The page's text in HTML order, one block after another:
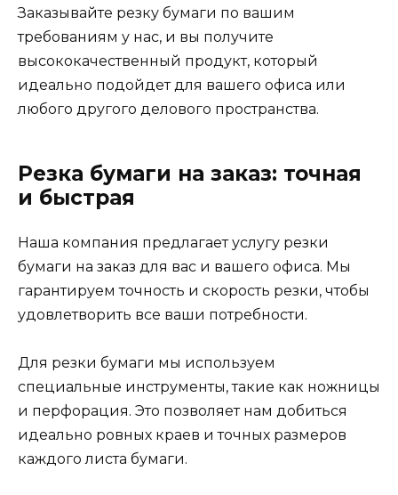
Заказывайте резку бумаги по вашим
требованиям у нас, и вы получите
высококачественный продукт, который
идеально подойдет для вашего офиса или
любого другого делового пространства.
Резка бумаги на заказ: точная
и быстрая
Наша компания предлагает услугу резки
бумаги на заказ для вас и вашего офиса. Мы
гарантируем точность и скорость резки, чтобы
удовлетворить все ваши потребности.
Для резки бумаги мы используем
специальные инструменты, такие как ножницы
и перфорация. Это позволяет нам добиться
идеально ровных краев и точных размеров
каждого листа бумаги.